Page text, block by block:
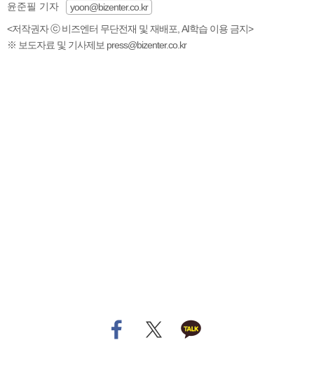
윤준필 기자
yoon@bizenter.co.kr
<저작권자 ⓒ 비즈엔터 무단전재 및 재배포, AI학습 이용 금지>
※ 보도자료 및 기사제보 press@bizenter.co.kr